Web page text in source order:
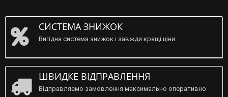
СИСТЕМА ЗНИЖОК
Вигідна система знижок і завжди кращі ціни
ШВИДКЕ ВІДПРАВЛЕННЯ
Відправляємо замовлення максимально оперативно